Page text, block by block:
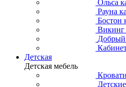
Ольса
Рауна
Бостон
Викинг
Добрый
Детская
Детская мебель